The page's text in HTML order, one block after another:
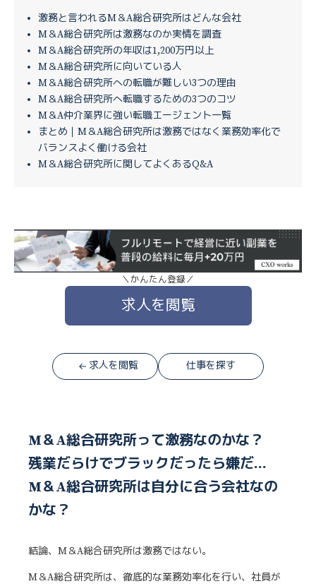
激務と言われるM＆A総合研究所はどんな会社
M＆A総合研究所は激務なのか実情を調査
M＆A総合研究所の年収は1,200万円以上
M＆A総合研究所に向いている人
M＆A総合研究所への転職が難しい3つの理由
M＆A総合研究所へ転職するための3つのコツ
M＆A仲介業界に強い転職エージェント一覧
まとめ｜M＆A総合研究所は激務ではなく業務効率化で
バランスよく働ける会社
M＆A総合研究所に関してよくあるQ&A
＼かんたん登録／
求人を閲覧
求人を閲覧 仕事を探す
M＆A総合研究所って激務なのかな？
残業だらけでブラックだったら嫌だ…
M＆A総合研究所は自分に合う会社なの
かな？
結論、M＆A総合研究所は激務ではない。
M＆A総合研究所は、徹底的な業務効率化を行い、社員が